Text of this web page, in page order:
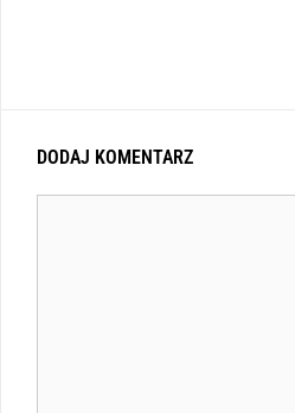
DODAJ KOMENTARZ